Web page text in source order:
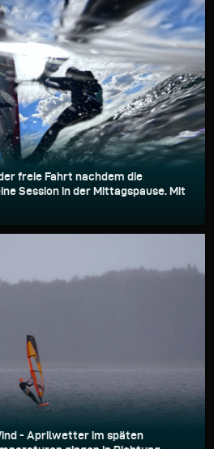
freie Fahrt nachdem die
Session in der Mittagspause. Mit
- Aprilwetter im späten